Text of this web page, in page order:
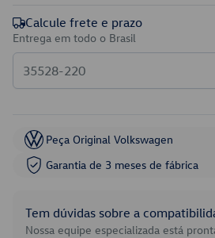
Calcule frete e prazo
Entrega em todo o Brasil
Peça Original Volkswagen
Garantia de 3 meses de fábrica
Tem dúvidas sobre a
Nossa equipe especializada está